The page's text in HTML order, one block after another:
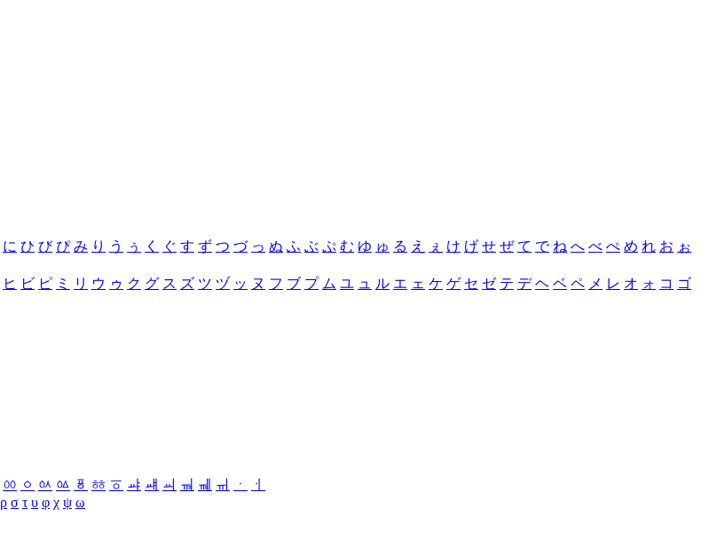
に ひ び ぴ み り う ぅ く ぐ す ず つ づ っ ぬ ふ ぶ ぷ む ゆ ゅ る え ぇ け げ せ ぜ て で ね へ べ ぺ め れ お ぉ
ヒ ビ ピ ミ リ ウ ゥ ク グ ス ズ ツ ヅ ッ ヌ フ ブ プ ム ユ ュ ル エ ェ ケ ゲ セ ゼ テ デ ヘ ベ ペ メ レ オ ォ コ ゴ
ㆀ ㆁ ㆂ ㆃ ㆄ ㆅ ㆆ ㆇ ㆈ ㆉ ㆊ ㆋ ㆌ ㆍ
ㆎ
ρ σ τ υ φ χ ψ ω